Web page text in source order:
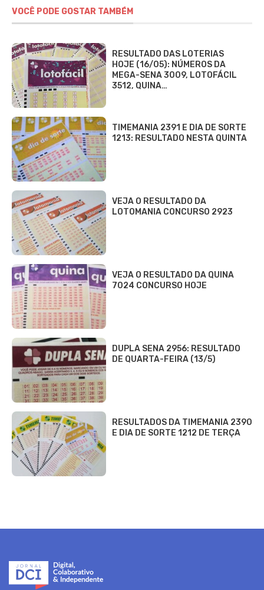
VOCÊ PODE GOSTAR TAMBÉM
RESULTADO DAS LOTERIAS
HOJE (16/05): NÚMEROS DA
MEGA-SENA 3009, LOTOFÁCIL
3512, QUINA…
TIMEMANIA 2391 E DIA DE SORTE
1213: RESULTADO NESTA QUINTA
VEJA O RESULTADO DA
LOTOMANIA CONCURSO 2923
VEJA O RESULTADO DA QUINA
7024 CONCURSO HOJE
DUPLA SENA 2956: RESULTADO
DE QUARTA-FEIRA (13/5)
RESULTADOS DA TIMEMANIA 2390
E DIA DE SORTE 1212 DE TERÇA